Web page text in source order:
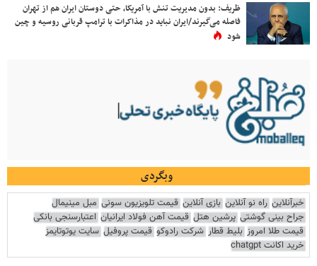
ظریف: بدون مدیریت تنش با آمریکا، حتی دوستان ایران هم از تهران
فاصله می‌گیرند/ایران نباید در مذاکرات با ترامپ قربانی روسیه و چین
شود
وبگردی
خبرآنلاین راه نو آنلاین بازی آنلاین قیمت تلویزیون سونی مبل مینیمال
جراح بینی گوشتی پرشین هتل قیمت آهن فولاد ایرانیان اعتبارسنجی بانکی
قیمت طلا امروز بلیط قطار شرکت رادوکو قیمت پروفیل سایت یوتوتایمز
خرید اکانت chatgpt